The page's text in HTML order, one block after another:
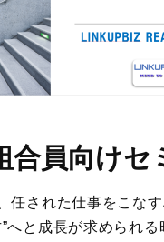
合員向けセ
任された仕事をこな
へと成長が求められ